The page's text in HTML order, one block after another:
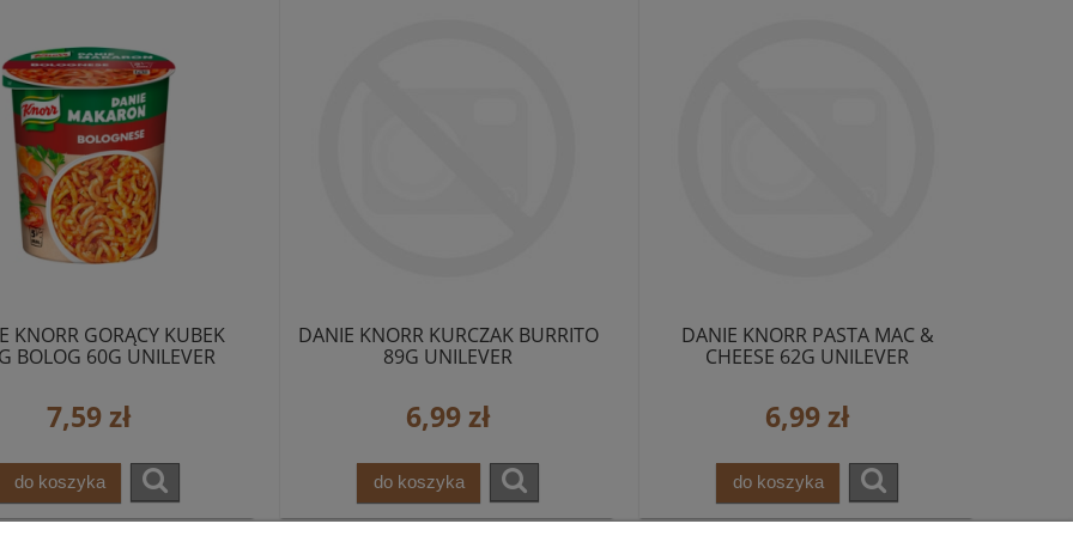
KNORR GORĄCY KUBEK
BOLOG 60G UNILEVER
7,59 zł
do koszyka
DANIE KNORR KURCZAK BURRITO
89G UNILEVER
6,99 zł
do koszyka
DANIE KNORR PASTA MAC &
CHEESE 62G UNILEVER
6,99 zł
do koszyka